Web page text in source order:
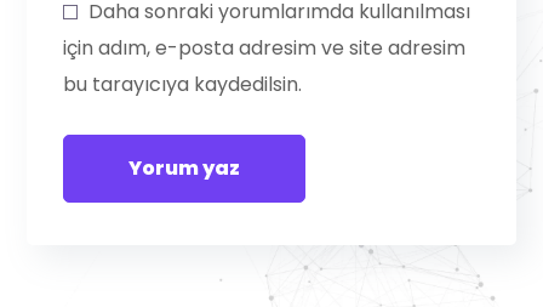
Daha sonraki yorumlarımda kullanılması
için adım, e-posta adresim ve site adresim
bu tarayıcıya kaydedilsin.